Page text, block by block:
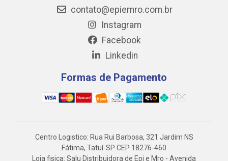
contato@epiemro.com.br
Instagram
Facebook
Linkedin
Formas de Pagamento
Centro Logistico: Rua Rui Barbosa, 321 Jardim NS
Fátima, Tatuí-SP CEP 18276-460
Loja fisica: Salu Distribuidora de Epi e Mro - Avenida